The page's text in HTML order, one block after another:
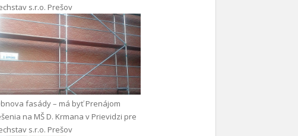
s.r.o. Prešov
fasády – má byť Prenájom
na MŠ D. Krmana v Prievidzi pre
s.r.o. Prešov